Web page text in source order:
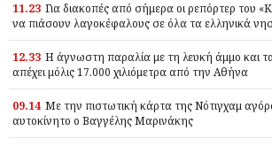
11.23 Για διακοπές από σήμερα οι ρεπόρτερ του
να πιάσουν λαγοκέφαλους σε όλα τα ελληνικά
12.33 Η άγνωστη παραλία με τη λευκή άμμο και
απέχει μόλις 17.000 χιλιόμετρα από την Αθήνα
09.14 Με την πιστωτική κάρτα της Νότιγχαμ
αυτοκίνητο ο Βαγγέλης Μαρινάκης